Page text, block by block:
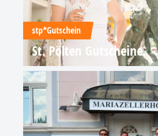
stp*Gutschein
St. Pölten Gutscheine